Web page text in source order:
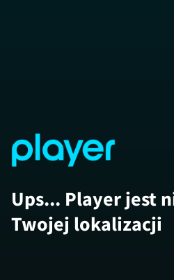
Ups... Player jest
Twojej lokalizacji